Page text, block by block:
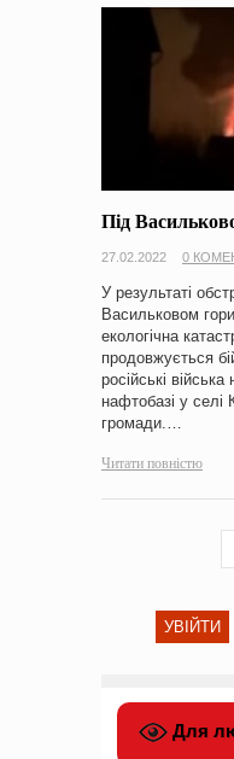
Під
27.02.2022 0
У результаті
Васильковом
екологічна
продовжується
російські
нафтобазі у селі
громади.…
Читати повністю
УВІЙТИ
Для